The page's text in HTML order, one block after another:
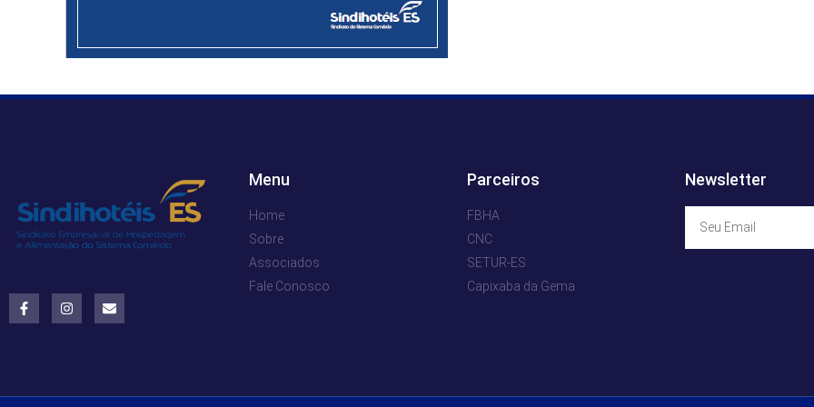
Menu
Home
Sobre
Associados
Fale Conosco
Parceiros
FBHA
CNC
SETUR-ES
Capixaba da Gema
Newsletter